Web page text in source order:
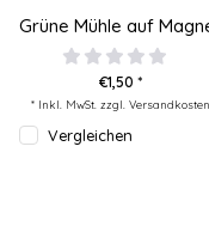
Grüne Mühle auf
€1,50 *
* Inkl. MwSt. zzgl. Versandkosten
Vergleichen